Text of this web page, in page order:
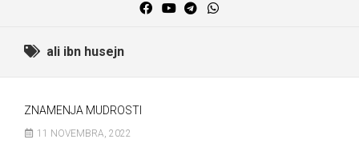
ali ibn husejn
ZNAMENJA MUDROSTI
11 NOVEMBRA, 2022